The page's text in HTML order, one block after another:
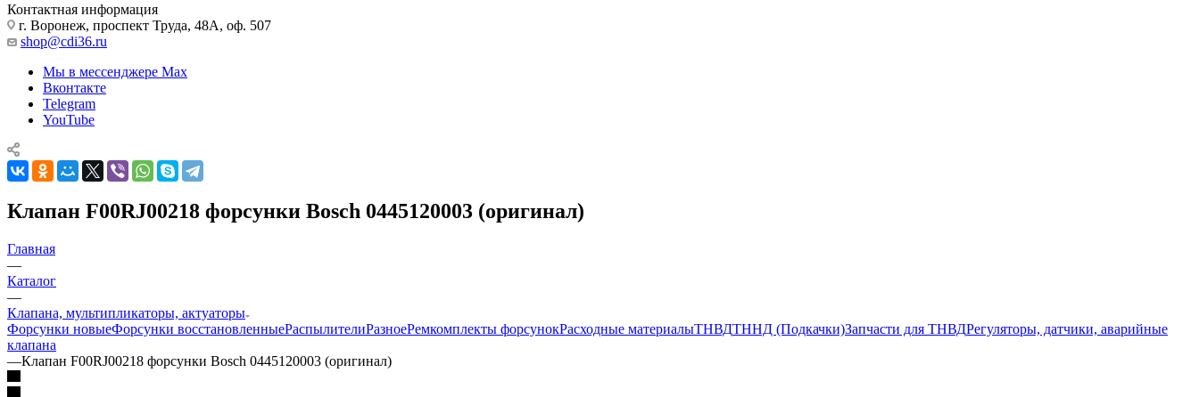
Контактная информация
г. Воронеж, проспект Труда, 48А, оф. 507
shop@cdi36.ru
Мы в мессенджере Max
Вконтакте
Telegram
YouTube
Клапан F00RJ00218 форсунки Bosch 0445120003 (оригинал)
Главная
—
Каталог
—
Клапана, мультипликаторы, актуаторы
Форсунки новыеФорсунки восстановленныеРаспылителиРазноеРемкомплекты форсунокРасходные материалыТНВДТННД (Подкачки)Запчасти для ТНВДРегуляторы, датчики, аварийные
клапана
—Клапан F00RJ00218 форсунки Bosch 0445120003 (оригинал)